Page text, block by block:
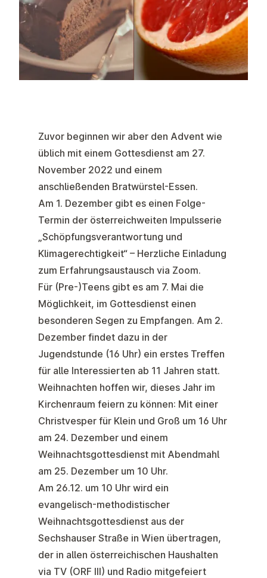
Zuvor beginnen wir aber den Advent wie
üblich mit einem Gottesdienst am 27.
November 2022 und einem
anschließenden Bratwürstel-Essen.
Am 1. Dezember gibt es einen Folge-
Termin der österreichweiten Impulsserie
„Schöpfungsverantwortung und
Klimagerechtigkeit“ – Herzliche Einladung
zum Erfahrungsaustausch via Zoom.
Für (Pre-)Teens gibt es am 7. Mai die
Möglichkeit, im Gottesdienst einen
besonderen Segen zu Empfangen. Am 2.
Dezember findet dazu in der
Jugendstunde (16 Uhr) ein erstes Treffen
für alle Interessierten ab 11 Jahren statt.
Weihnachten hoffen wir, dieses Jahr im
Kirchenraum feiern zu können: Mit einer
Christvesper für Klein und Groß um 16 Uhr
am 24. Dezember und einem
Weihnachtsgottesdienst mit Abendmahl
am 25. Dezember um 10 Uhr.
Am 26.12. um 10 Uhr wird ein
evangelisch-methodistischer
Weihnachtsgottesdienst aus der
Sechshauser Straße in Wien übertragen,
der in allen österreichischen Haushalten
via TV (ORF III) und Radio mitgefeiert